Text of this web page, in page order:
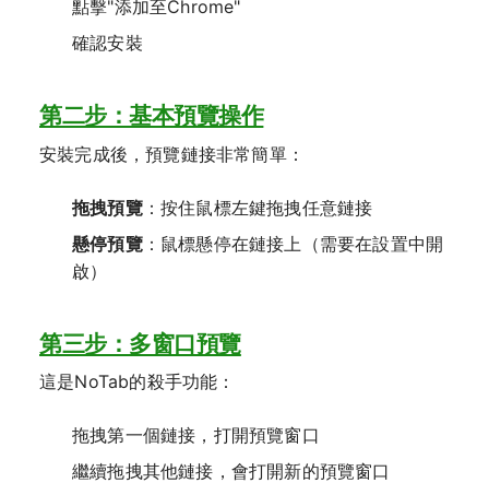
點擊"添加至Chrome"
確認安裝
第二步：基本預覽操作
安裝完成後，預覽鏈接非常簡單：
拖拽預覽：按住鼠標左鍵拖拽任意鏈接
懸停預覽：鼠標懸停在鏈接上（需要在設置中開
啟）
第三步：多窗口預覽
這是NoTab的殺手功能：
拖拽第一個鏈接，打開預覽窗口
繼續拖拽其他鏈接，會打開新的預覽窗口